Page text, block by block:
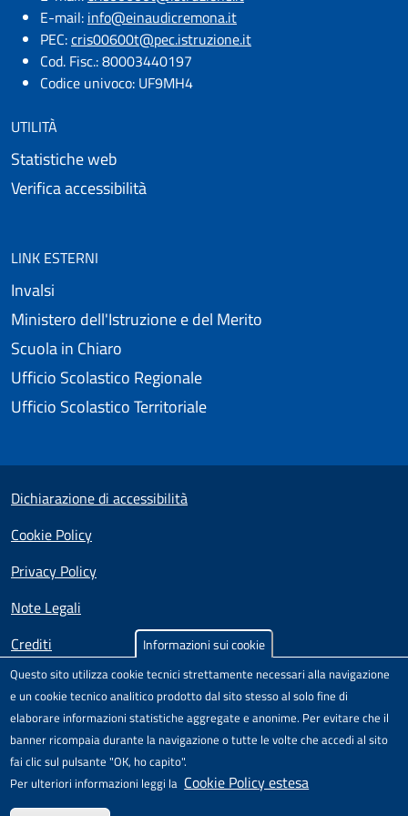
Informazioni sui cookie
Questo sito utilizza cookie tecnici strettamente necessari alla navigazione
e un cookie tecnico analitico prodotto dal sito stesso al solo fine di
elaborare informazioni statistiche aggregate e anonime. Per evitare che il
banner ricompaia durante la navigazione o tutte le volte che accedi al sito
fai clic sul pulsante "OK, ho capito".
Per ulteriori informazioni leggi la Cookie Policy estesa
E-mail:​ info@einaudicremona.it
PEC:cris00600t@pec.istruzione.it
Cod. Fisc.: 80003440197
Codice univoco: UF9MH4
UTILITÀ
Statistiche web
Verifica accessibilità
LINK ESTERNI
Invalsi
Ministero dell'Istruzione e del Merito
Scuola in Chiaro
Ufficio Scolastico Regionale
Ufficio Scolastico Territoriale
Small prints
Dichiarazione di accessibilità
Cookie Policy
Privacy Policy
Note Legali
Crediti
TestSito realizzato e distribuito daPorte Aperte sul Web
Comunità di pratica per l'accessibilità dei siti scolastici,
nell'ambito del Progetto "Un CMS per la scuola" .
Il modello di sito è rilasciato sotto licenza
commerciale-Condividi allo stesso modo 4.0 Unported
Creative Commons.